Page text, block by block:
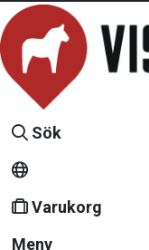
Sök
Varukorg
Meny